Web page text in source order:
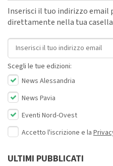
Inserisci il tuo indirizzo email
direttamente nella tua
Indirizzo email
Scegli le tue edizioni:
News Alessandria
News Pavia
Eventi Nord-Ovest
Accetto l'iscrizione e la
ULTIMI PUBBLICATI